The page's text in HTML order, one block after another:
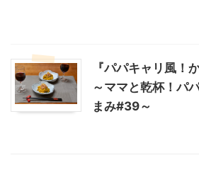
『パパキャリ風！
～ママと乾杯！パ
まみ#39～